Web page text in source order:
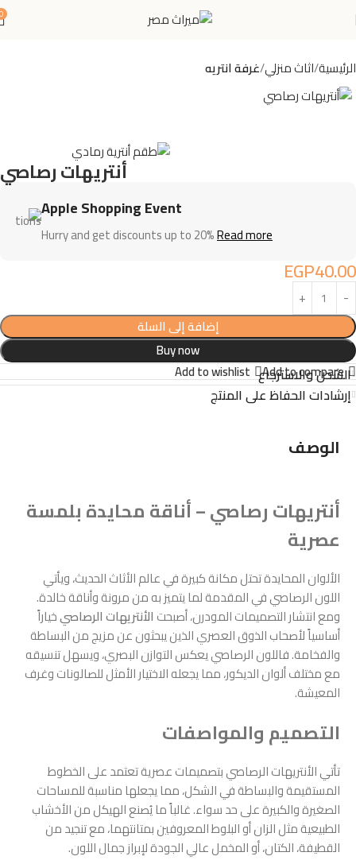
الرئيسية اثاث منزلي غرفة انتريه
أنتريهات رصاصي
Apple Shopping Event
Hurry and get discounts up to 20%Read more
EGP40.00
إضافة إلى السلة
Buy now
Add to compare
Add to wishlist الشحن والاسترجاع
إرشادات الحفاظ على المنتج
الوصف
أنتريهات رصاصي – أناقة محايدة بلمسة
عصرية
الألوان المحايدة تحتل مكانة كبيرة في عالم الأثاث الحديث، ويأتي
اللون الرصاصي في المقدمة لما يتميز به من مرونة وأناقة خالدة.
ومع انتشار التصميمات المودرن، أصبحت الأنتريهات الرصاصيخياراً
أساسياً لأصحاب الذوق العصري الذين يبحثون عن مزيج من البساطة
والفخامة. فاللون الرصاصي يعكس التوازن البصري، ويسهل تنسيقه
مع مختلف ألوان الديكور، مما يجعله الاختيار الأمثل للصالونات وغرف
المعيشة.
التصميم والمواصفات
تأتي الأنتريهات الرصاصي بتصميمات عصرية تعتمد على الخطوط
المستقيمة والبساطة في الشكل، مما يجعلها مناسبة للمساحات
الصغيرة والكبيرة على حد سواء. غالباً ما يُصنع الهيكل من الأخشاب
الطبيعية مثل الزان أو البلوط المعروفين بمتانتهما، مع تنجيد من
القطيفة، الكتان، أو المخمل عالي الجودة لإبراز جمال اللون.